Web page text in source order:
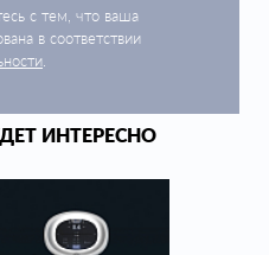
с тем, что ваша
в соответствии
ИНТЕРЕСНО